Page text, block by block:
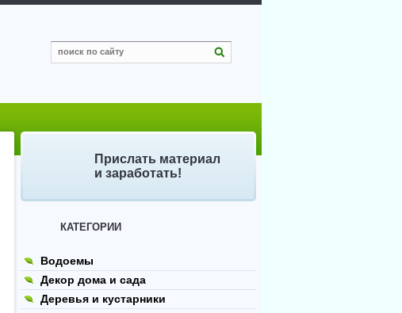
Прислать материал
и заработать!
КАТЕГОРИИ
Водоемы
Декор дома и сада
Деревья и кустарники